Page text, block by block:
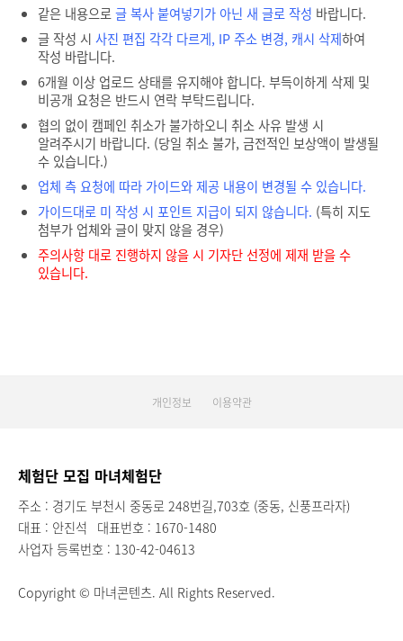
같은 내용으로글 복사 붙여넣기가 아닌 새 글로 작성 바랍니다.
글 작성 시 사진 편집 각각 다르게, IP 주소 변경, 캐시 삭제하여
작성 바랍니다.
6개월 이상 업로드 상태를 유지해야 합니다. 부득이하게 삭제 및
비공개 요청은 반드시 연락 부탁드립니다.
협의 없이 캠페인 취소가 불가하오니 취소 사유 발생 시
알려주시기 바랍니다. (당일 취소 불가, 금전적인 보상액이 발생될
수 있습니다.)
업체 측 요청에 따라 가이드와 제공 내용이 변경될 수 있습니다.
가이드대로 미 작성 시 포인트 지급이 되지 않습니다. (특히 지도
첨부가 업체와 글이 맞지 않을 경우)
주의사항 대로 진행하지 않을 시 기자단 선정에 제재 받을 수
있습니다.
개인정보 이용약관
체험단 모집 마녀체험단
주소 : 경기도 부천시 중동로 248번길,703호 (중동, 신풍프라자)
대표 : 안진석 대표번호 : 1670-1480
사업자 등록번호 : 130-42-04613
Copyright © 마녀콘텐츠. All Rights Reserved.